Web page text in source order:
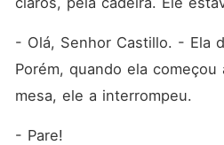
- Olá, Senhor Castillo. - Ela
Porém, quando ela começou
mesa, ele a interrompeu.
- Pare!